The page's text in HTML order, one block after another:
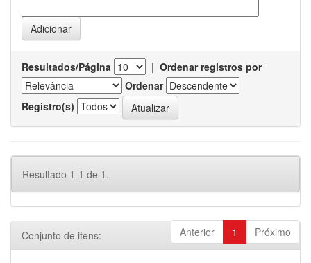
Resultados/Página | Ordenar registros por
Ordenar
Registro(s)
Resultado 1-1 de 1.
Anterior 1 Próximo
Conjunto de itens: